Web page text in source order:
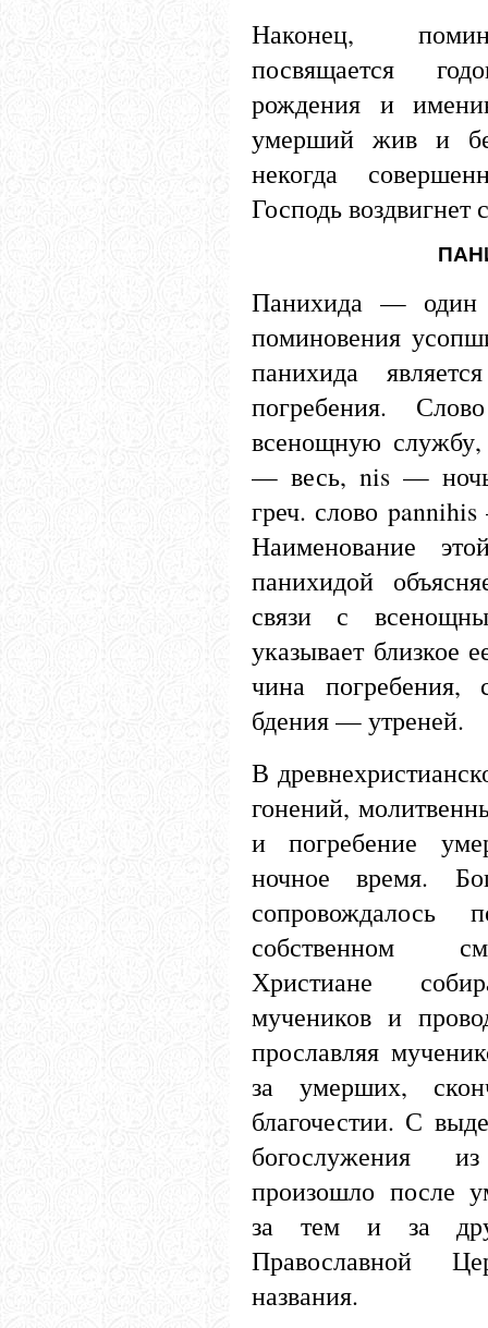
Наконец,
посвящается
рождения и
умерший жив и
некогда
Господь воздвигнет
Панихида — один
поминовения
панихида
погребения.
всенощную
— весь, nis —
греч. слово
Наименование
панихидой
связи с
указывает близкое
чина погребения,
бдения — утреней.
В
гонений,
и погребение
ночное время.
сопровождалось
собственном
Христиане
мучеников и
прославляя
за умерших,
благочестии. С
богослужения
произошло после
за тем и за
Православной
названия.